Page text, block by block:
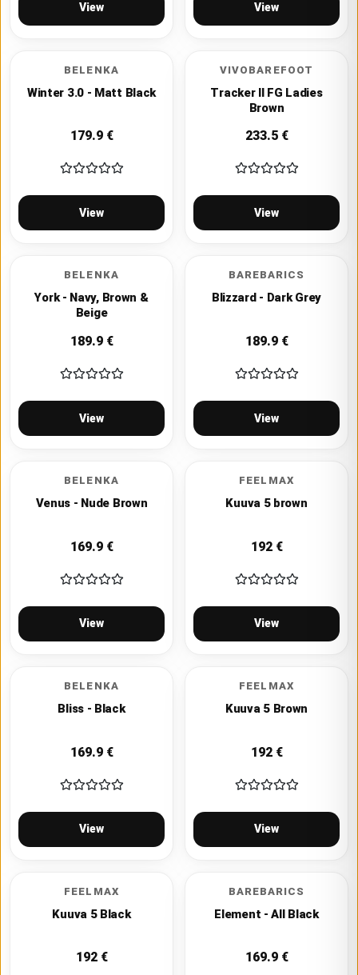
View View
BELENKA
Winter 3.0 - Matt Black
179.9€
View
VIVOBAREFOOT
Tracker II FG Ladies
Brown
233.5€
View
BELENKA
York - Navy, Brown &
Beige
189.9€
View
BAREBARICS
Blizzard - Dark Grey
189.9€
View
BELENKA
Venus - Nude Brown
169.9€
View
FEELMAX
Kuuva 5 brown
192€
View
BELENKA
Bliss - Black
169.9€
View
FEELMAX
Kuuva 5 Brown
192€
View
FEELMAX
Kuuva 5 Black
192€
BAREBARICS
Element - All Black
169.9€